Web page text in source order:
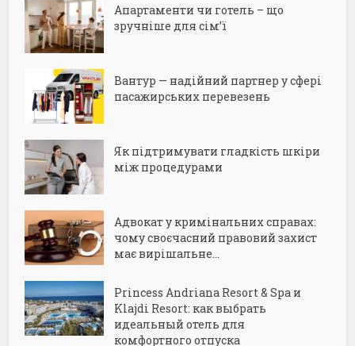
Апартаменти чи готель – що
зручніше для сім’ї
Вантур — надійний партнер у сфері
пасажирських перевезень
Як підтримувати гладкість шкіри
між процедурами
Адвокат у кримінальних справах:
чому своєчасний правовий захист
має вирішальне...
Princess Andriana Resort & Spa и
Klajdi Resort: как выбрать
идеальный отель для
комфортного отпуска